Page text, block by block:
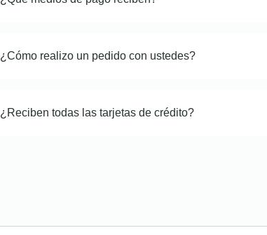
¿Cómo realizo un pedido con ustedes?
¿Reciben todas las tarjetas de crédito?